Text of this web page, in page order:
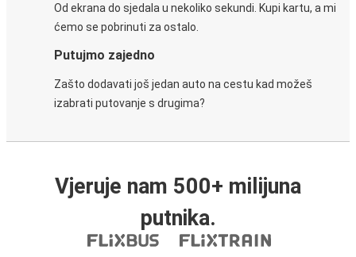
Od ekrana do sjedala u nekoliko sekundi. Kupi kartu, a mi
ćemo se pobrinuti za ostalo.
Putujmo zajedno
Zašto dodavati još jedan auto na cestu kad možeš
izabrati putovanje s drugima?
Vjeruje nam 500+ milijuna
putnika.